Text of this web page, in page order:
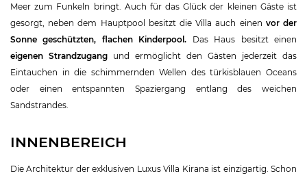
Meer zum Funkeln bringt. Auch für das Glück der kleinen Gäste ist
gesorgt, neben dem Hauptpool besitzt die Villa auch einen vor der
Sonne geschützten, flachen Kinderpool. Das Haus besitzt einen
eigenen Strandzugang und ermöglicht den Gästen jederzeit das
Eintauchen in die schimmernden Wellen des türkisblauen Oceans
oder einen entspannten Spaziergang entlang des weichen
Sandstrandes.
INNENBEREICH
Die Architektur der exklusiven Luxus Villa Kirana ist einzigartig. Schon